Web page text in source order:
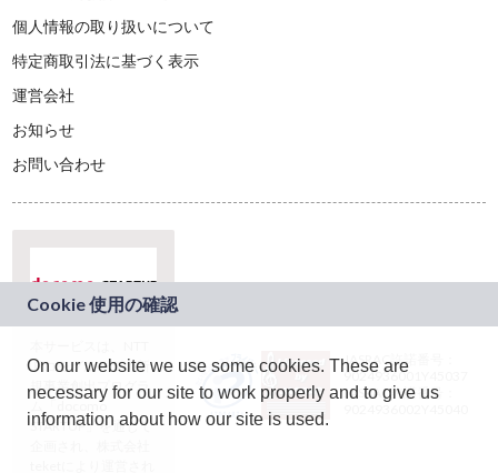
個人情報の取り扱いについて
特定商取引法に基づく表示
運営会社
お知らせ
お問い合わせ
ドコモグループの新
規事業創出プログラ
ム「docomo
STARTUP」を通じて
JASRAC許諾番号：
9024936001Y45037
JASRAC許諾番号：
On our website we use some cookies. These are
necessary for our site to work properly and to give us
information about how our site is used.